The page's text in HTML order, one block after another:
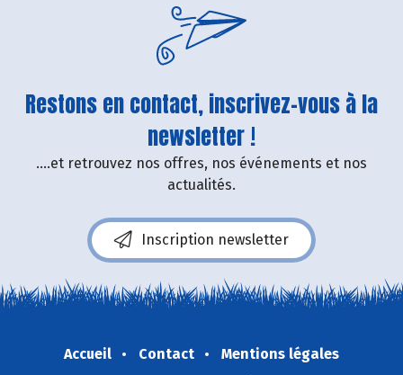
Restons en contact, inscrivez-vous à la
newsletter !
....et retrouvez nos offres, nos événements et nos
actualités.
Inscription newsletter
Accueil Contact
Mentions légales